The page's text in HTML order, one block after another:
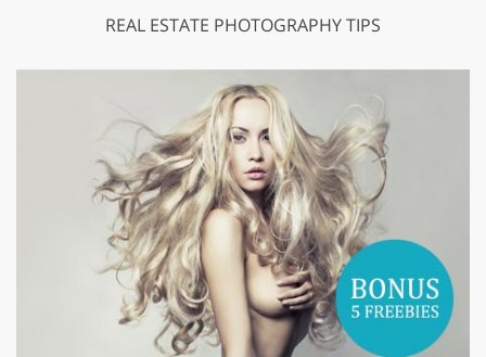
REAL ESTATE PHOTOGRAPHY TIPS